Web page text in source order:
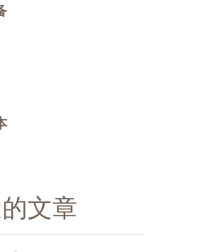
文章